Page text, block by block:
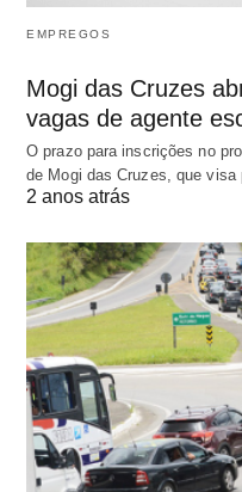
EMPREGOS
Mogi das Cruzes
vagas de agente
O prazo para inscrições no
de Mogi das Cruzes, que
2 anos atrás